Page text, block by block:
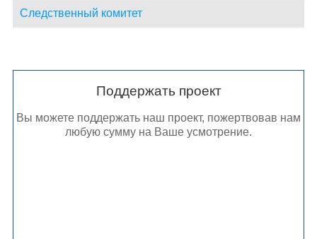
Следственный комитет
Поддержать проект
Вы можете поддержать наш проект, пожертвовав нам
любую сумму на Ваше усмотрение.